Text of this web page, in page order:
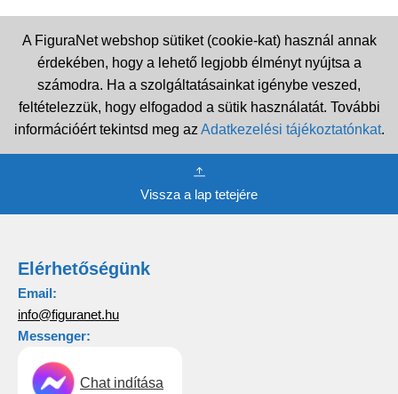
A FiguraNet webshop sütiket (cookie-kat) használ annak
érdekében, hogy a lehető legjobb élményt nyújtsa a
számodra. Ha a szolgáltatásainkat igénybe veszed,
feltételezzük, hogy elfogadod a sütik használatát. További
információért tekintsd meg az Adatkezelési tájékoztatónkat.
Vissza a lap tetejére
Elérhetőségünk
Email:
info@figuranet.hu
Messenger:
Chat indítása